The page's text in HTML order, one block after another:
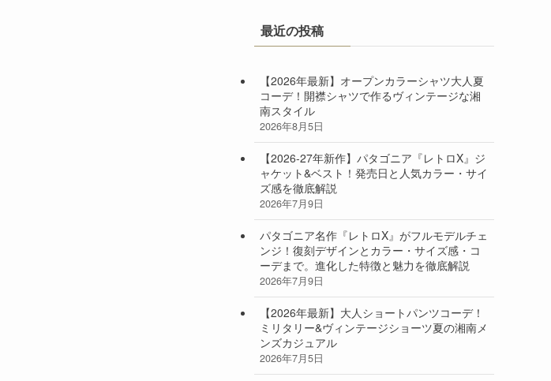
最近の投稿
【2026年最新】オープンカラーシャツ大人夏
コーデ！開襟シャツで作るヴィンテージな湘
南スタイル
2026年8月5日
【2026-27年新作】パタゴニア『レトロX』ジ
ャケット&ベスト！発売日と人気カラー・サイ
ズ感を徹底解説
2026年7月9日
パタゴニア名作『レトロX』がフルモデルチェ
ンジ！復刻デザインとカラー・サイズ感・コ
ーデまで。進化した特徴と魅力を徹底解説
2026年7月9日
【2026年最新】大人ショートパンツコーデ！
ミリタリー&ヴィンテージショーツ夏の湘南メ
ンズカジュアル
2026年7月5日